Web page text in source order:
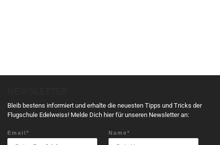
n
g
a
Bleib bestens informiert und erhalte die neuesten Tipps und Tricks der
Flugschule Edelweiss! Melde Dich hier für unseren Newsletter an:
Email* Name*